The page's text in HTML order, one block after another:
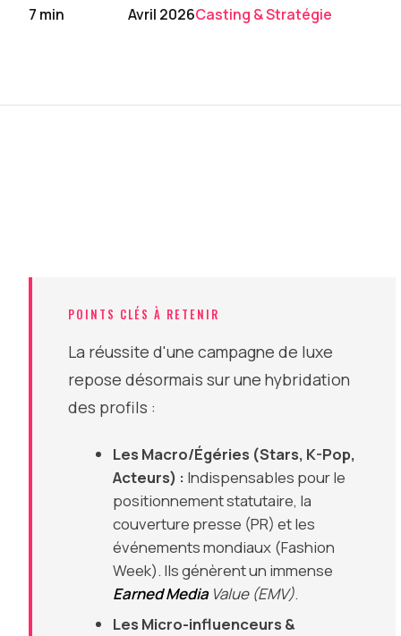
7 min Avril 2026Casting & Stratégie
POINTS CLÉS À RETENIR
La réussite d'une campagne de luxe
repose désormais sur une hybridation
des profils :
Les Macro/Égéries (Stars, K-Pop,
Acteurs) : Indispensables pour le
positionnement statutaire, la
couverture presse (PR) et les
événements mondiaux (Fashion
Week). Ils génèrent un immense
Earned MediaValue (EMV).
Les Micro-influenceurs &